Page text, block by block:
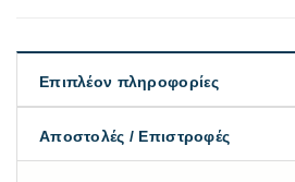
Επιπλέον πληροφορίες
Αποστολές / Επιστροφές